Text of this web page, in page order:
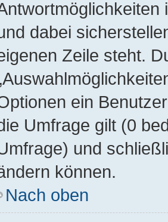
dabei
Zeile steht.
ein
Umfrage gilt (0
und
können.
Nach oben